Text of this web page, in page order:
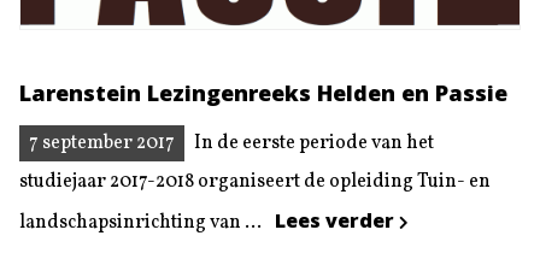
Larenstein Lezingenreeks Helden en Passie
7 september 2017
In de eerste periode van het
studiejaar 2017-2018 organiseert de opleiding Tuin- en
landschapsinrichting van ... Lees verder